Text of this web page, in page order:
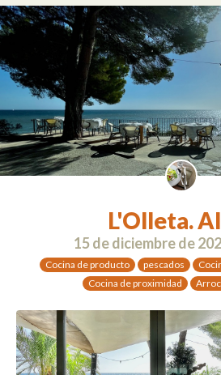
L'Olleta.
15 de diciembre de
Cocina de producto pescados
Cocina de proximidad